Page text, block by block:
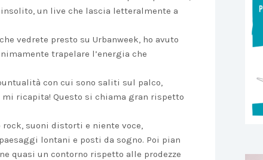
un live che lascia letteralmente a
vedrete presto su Urbanweek, ho avuto
trapelare l’energia che
con cui sono saliti sul palco,
ricapita! Questo si chiama gran rispetto
suoni distorti e niente voce,
lontani e posti da sogno. Poi pian
quasi un contorno rispetto alle prodezze